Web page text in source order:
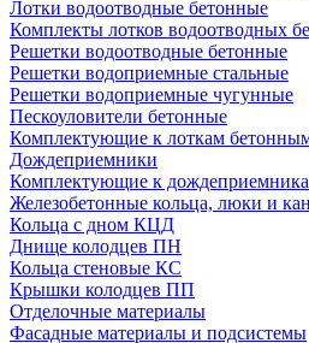
Лотки водоотводные бетонные
Комплекты лотков водоотводных
Решетки водоотводные бетонные
Решетки водоприемные стальные
Решетки водоприемные чугунные
Пескоуловители бетонные
Комплектующие к лоткам
Дождеприемники
Комплектующие к
Железобетонные кольца, люки и
Кольца с дном КЦД
Днище колодцев ПН
Кольца стеновые КС
Крышки колодцев ПП
Отделочные материалы
Фасадные материалы и подсистемы